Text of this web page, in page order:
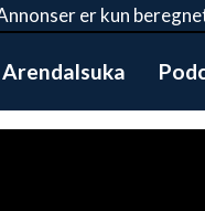
er kun
Arendalsuka